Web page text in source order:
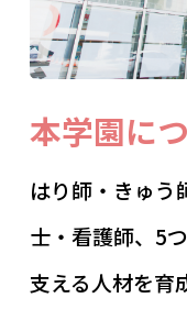
本学園に
はり師・きゅう
士・看護師、5
支える人材を育